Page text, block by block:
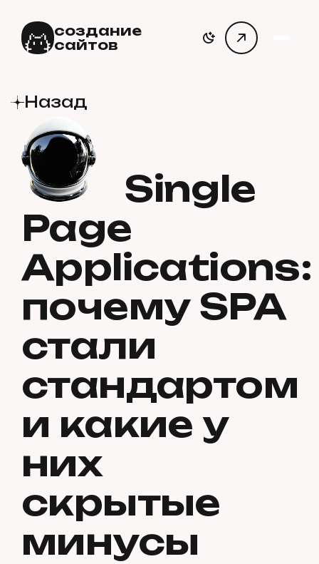
создание
сайтов
Назад
Single
Page
Applications:
почему SPA
стали
стандартом
и какие у
них
скрытые
минусы